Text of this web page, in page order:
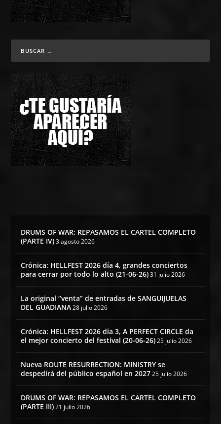
DRUMS OF WAR: REPASAMOS EL CARTEL COMPLETO
(PARTE IV) 3 agosto 2026
Crónica: HELLFEST 2026 día 4, grandes conciertos
para cerrar por todo lo alto (21-06-26) 31 julio 2026
La original “venta” de entradas de SANGUIJUELAS
DEL GUADIANA 28 julio 2026
Crónica: HELLFEST 2026 día 3, A PERFECT CIRCLE da
el mejor concierto del festival (20-06-26) 25 julio 2026
Nueva ROUTE RESURRECTION: MINISTRY se
despedirá del público español en 2027 25 julio 2026
DRUMS OF WAR: REPASAMOS EL CARTEL COMPLETO
(PARTE III) 21 julio 2026